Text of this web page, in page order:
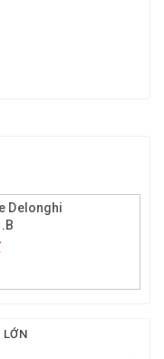
Delonghi
LỚN